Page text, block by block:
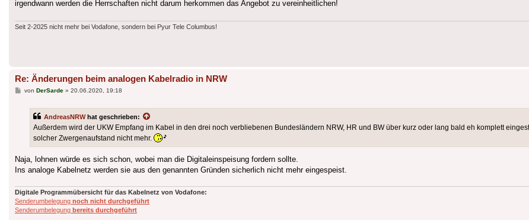
irgendwann werden die Herrschaften nicht darum herkommen das Angebot zu vereinheitlichen!
Seit 2-2025 nicht mehr bei Vodafone, sondern bei Pyur Tele Columbus!
Re: Änderungen beim analogen Kabelradio in NRW
Beitrag
von DerSarde» 20.06.2020, 19:18
AndreasNRWhat geschrieben:
Außerdem wird der UKW Empfang im Kabel in den drei noch verbliebenen Bundesländern NRW, HR und BW über kurz oder lang bald eh komplett
solcher Zwergenaufstand nicht mehr.
Naja, lohnen würde es sich schon, wobei man die Digitaleinspeisung fordern sollte.
Ins analoge Kabelnetz werden sie aus den genannten Gründen sicherlich nicht mehr eingespeist.
Digitale Programmübersicht für das Kabelnetz von Vodafone:
Senderumbelegung noch nicht durchgeführt
Senderumbelegung bereits durchgeführt